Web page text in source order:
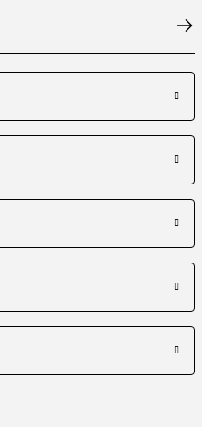
Takım
Takım
Varak Baskı Abaya Takım